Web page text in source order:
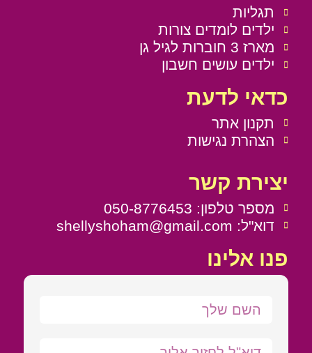
תגליות
ילדים לומדים צורות
מארז 3 חוברות לגיל גן
ילדים עושים חשבון
כדאי לדעת
תקנון אתר
הצהרת נגישות
יצירת קשר
מספר טלפון: 050-8776453
דוא"ל: shellyshoham@gmail.com
פנו אלינו